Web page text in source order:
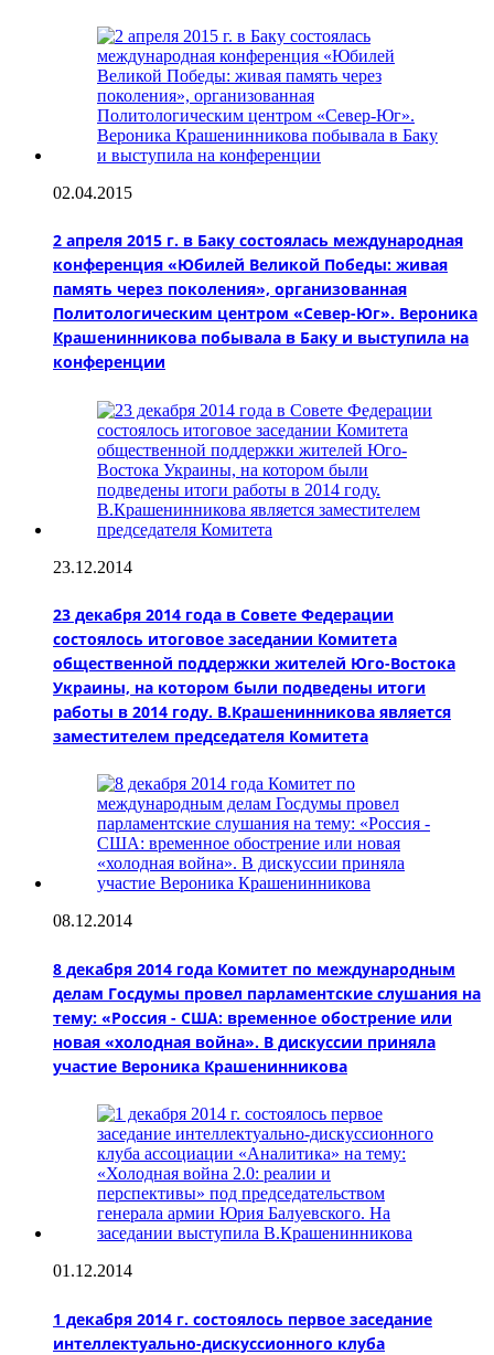
02.04.2015
2 апреля 2015 г. в Баку состоялась международная
конференция «Юбилей Великой Победы: живая
память через поколения», организованная
Политологическим центром «Север-Юг». Вероника
Крашенинникова побывала в Баку и выступила на
конференции
23.12.2014
23 декабря 2014 года в Совете Федерации
состоялось итоговое заседании Комитета
общественной поддержки жителей Юго-Востока
Украины, на котором были подведены итоги
работы в 2014 году. В.Крашенинникова является
заместителем председателя Комитета
08.12.2014
8 декабря 2014 года Комитет по международным
делам Госдумы провел парламентские слушания на
тему: «Россия - США: временное обострение или
новая «холодная война». В дискуссии приняла
участие Вероника Крашенинникова
01.12.2014
1 декабря 2014 г. состоялось первое заседание
интеллектуально-дискуссионного клуба